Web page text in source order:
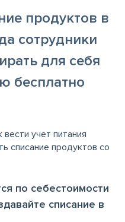
продуктов в
сотрудники
для себя
бесплатно
учет питания
списание продуктов со
по себестоимости
списание в